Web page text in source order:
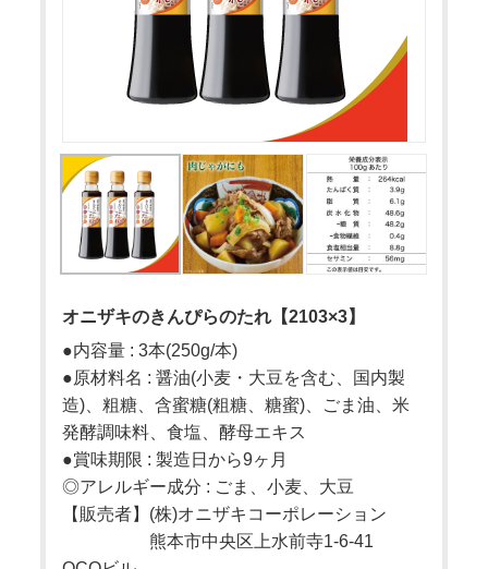
オニザキのきんぴらのたれ【2103×3】
●内容量 : 3本(250g/本)
●原材料名 : 醤油(小麦・大豆を含む、国内製
造)、粗糖、含蜜糖(粗糖、糖蜜)、ごま油、米
発酵調味料、食塩、酵母エキス
●賞味期限 : 製造日から9ヶ月
◎アレルギー成分 : ごま、小麦、大豆
【販売者】(株)オニザキコーポレーション
熊本市中央区上水前寺1-6-41